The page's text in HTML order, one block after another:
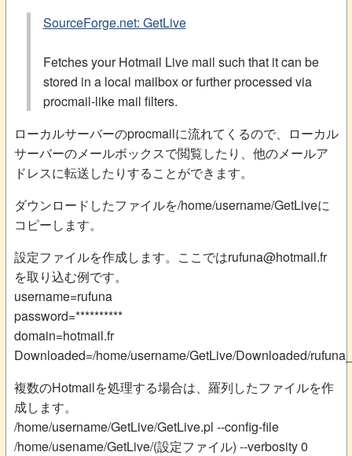
SourceForge.net: GetLive
Fetches your Hotmail Live mail such that it can be
stored in a local mailbox or further processed via
procmail-like mail filters.
ローカルサーバーのprocmailに流れてくるので、ローカル
サーバーのメールボックスで閲覧したり、他のメールア
ドレスに転送したりすることができます。
ダウンロードしたファイルを/home/username/GetLiveに
コピーします。
設定ファイルを作成します。ここではrufuna@hotmail.fr
を取り込む例です。
username=rufuna
password=**********
domain=hotmail.fr
Downloaded=/home/username/GetLive/Downloaded/
複数のHotmailを処理する場合は、羅列したファイルを作
成します。
/home/username/GetLive/GetLive.pl --config-file
/home/usename/GetLive/(設定ファイル) --verbosity 0